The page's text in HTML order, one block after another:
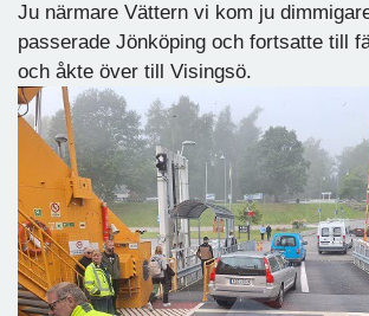
Ju närmare Vättern vi kom ju
passerade Jönköping och fortsatte till
och åkte över till Visingsö.